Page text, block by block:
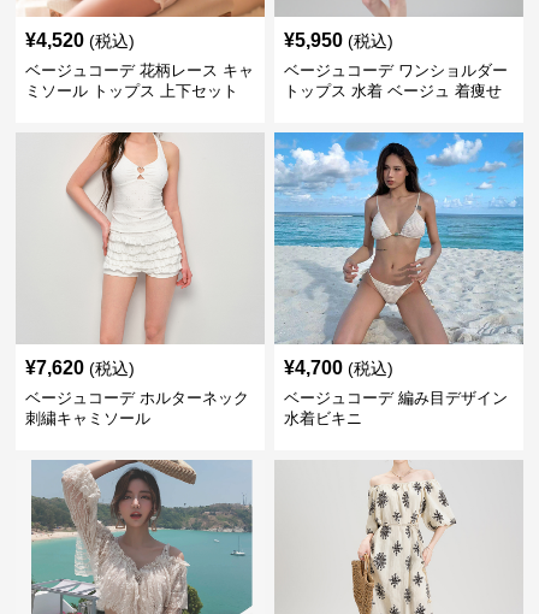
¥4,520 (税込)
ベージュコーデ 花柄レース キャ
ミソール トップス 上下セット
¥5,950 (税込)
ベージュコーデ ワンショルダー
トップス 水着 ベージュ 着痩せ
¥7,620 (税込)
ベージュコーデ ホルターネック
刺繍キャミソール
¥4,700 (税込)
ベージュコーデ 編み目デザイン
水着ビキニ